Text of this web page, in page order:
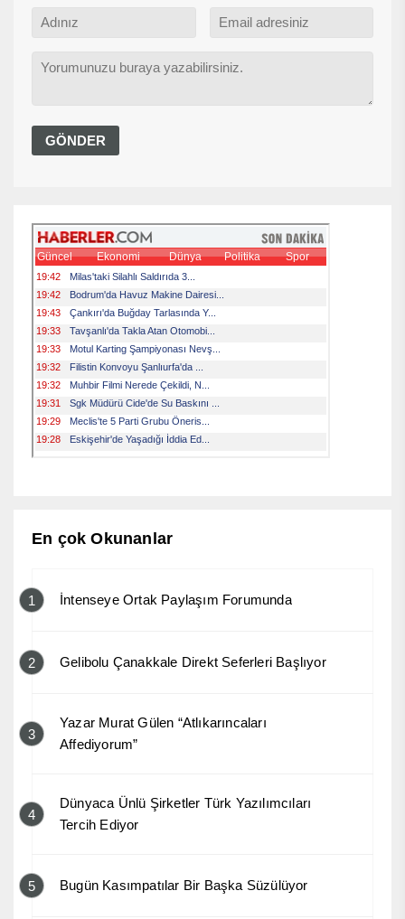
En çok Okunanlar
1 İntenseye Ortak Paylaşım Forumunda
2 Gelibolu Çanakkale Direkt Seferleri Başlıyor
3
Yazar Murat Gülen “Atlıkarıncaları
Affediyorum”
4
Dünyaca Ünlü Şirketler Türk Yazılımcıları
Tercih Ediyor
5 Bugün Kasımpatılar Bir Başka Süzülüyor